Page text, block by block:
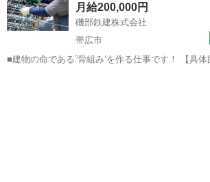
ける人員手配/現場...月給200,000円
磯部鉄建株式会社
帯広市
■建物の命である”骨組み‘を作る仕事です！ 【具体的には】 ■図面をも